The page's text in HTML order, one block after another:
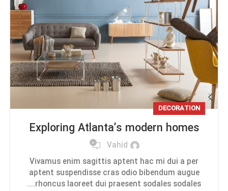
DECORATION
Exploring Atlanta’s modern homes
Vahid
0
Vivamus enim sagittis aptent hac mi dui a per
aptent suspendisse cras odio bibendum augue
rhoncus laoreet dui praesent sodales sodales....